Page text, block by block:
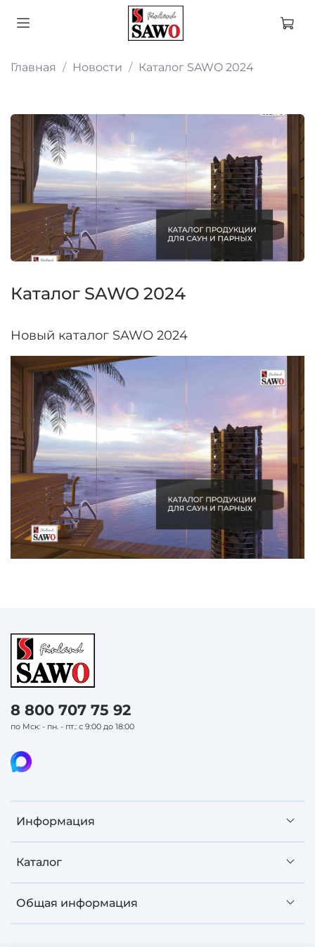
Главная Новости Каталог SAWO 2024
Каталог SAWO 2024
Новый каталог SAWO 2024
Информация
Каталог
Общая информация
8 800 707 75 92
по Мск: - пн. - пт.: с 9:00 до 18:00